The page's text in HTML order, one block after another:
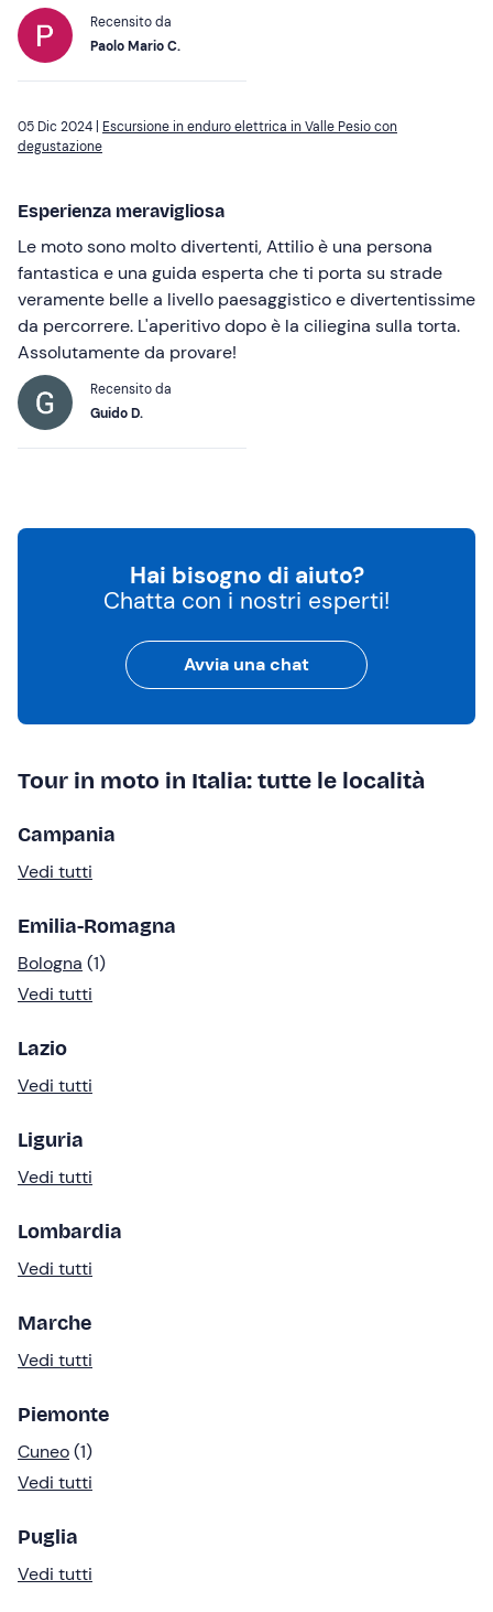
Recensito da
Paolo Mario C.
05 Dic 2024 | Escursione in enduro elettrica in Valle Pesio con
degustazione
Esperienza meravigliosa
Le moto sono molto divertenti, Attilio è una persona
fantastica e una guida esperta che ti porta su strade
veramente belle a livello paesaggistico e divertentissime
da percorrere. L'aperitivo dopo è la ciliegina sulla torta.
Assolutamente da provare!
Recensito da
Guido D.
Hai bisogno di aiuto?
Chatta con i nostri esperti!
Avvia una chat
Tour in moto in Italia: tutte le località
Campania
Vedi tutti
Emilia-Romagna
Bologna (1)
Vedi tutti
Lazio
Vedi tutti
Liguria
Vedi tutti
Lombardia
Vedi tutti
Marche
Vedi tutti
Piemonte
Cuneo(1)
Vedi tutti
Puglia
Vedi tutti